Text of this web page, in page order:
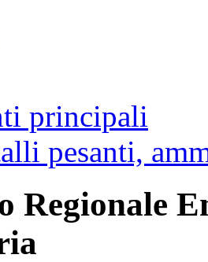
principali
pesanti,
Regionale